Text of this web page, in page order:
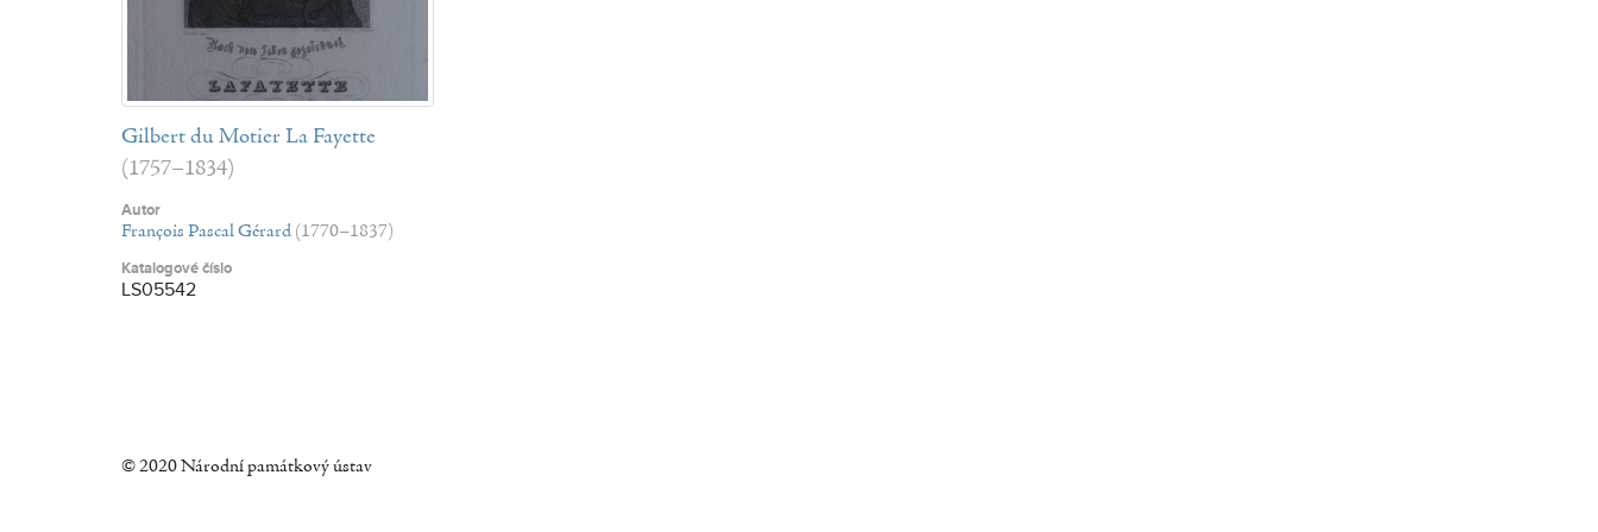
Gilbert du Motier La Fayette
(1757–1834)
Autor
François Pascal Gérard (1770–1837)
Katalogové číslo
LS05542
© 2020 Národní památkový ústav